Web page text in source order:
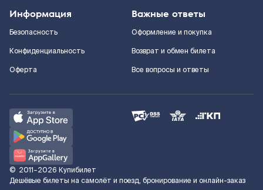
Информация
Безопасность
Конфиденциальность
Оферта
Важные ответы
Оформление и покупка
Возврат и обмен билета
Все вопросы и ответы
© 2011–2026 Купибилет
Дешёвые билеты на самолёт и поезд, бронирование и онлайн-заказ